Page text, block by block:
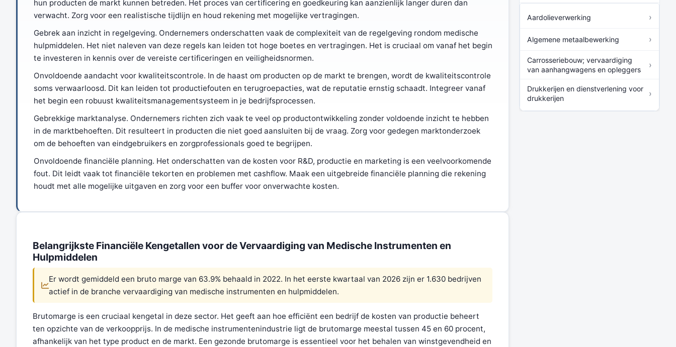
hun producten de markt kunnen betreden. Het proces van certificering en goedkeuring kan aanzienlijk langer duren dan
verwacht. Zorg voor een realistische tijdlijn en houd rekening met mogelijke vertragingen.
Gebrek aan inzicht in regelgeving. Ondernemers onderschatten vaak de complexiteit van de regelgeving rondom medische
hulpmiddelen. Het niet naleven van deze regels kan leiden tot hoge boetes en vertragingen. Het is cruciaal om vanaf het begin
te investeren in kennis over de vereiste certificeringen en veiligheidsnormen.
Onvoldoende aandacht voor kwaliteitscontrole. In de haast om producten op de markt te brengen, wordt de kwaliteitscontrole
soms verwaarloosd. Dit kan leiden tot productiefouten en terugroepacties, wat de reputatie ernstig schaadt. Integreer vanaf
het begin een robuust kwaliteitsmanagementsysteem in je bedrijfsprocessen.
Gebrekkige marktanalyse. Ondernemers richten zich vaak te veel op productontwikkeling zonder voldoende inzicht te hebben
in de marktbehoeften. Dit resulteert in producten die niet goed aansluiten bij de vraag. Zorg voor gedegen marktonderzoek
om de behoeften van eindgebruikers en zorgprofessionals goed te begrijpen.
Onvoldoende financiële planning. Het onderschatten van de kosten voor R&D, productie en marketing is een veelvoorkomende
fout. Dit leidt vaak tot financiële tekorten en problemen met cashflow. Maak een uitgebreide financiële planning die rekening
houdt met alle mogelijke uitgaven en zorg voor een buffer voor onverwachte kosten.
Belangrijkste Financiële Kengetallen voor de Vervaardiging van Medische Instrumenten en
Hulpmiddelen
Er wordt gemiddeld een bruto marge van 63.9% behaald in 2022. In het eerste kwartaal van 2026 zijn er 1.630 bedrijven
actief in de branche vervaardiging van medische instrumenten en hulpmiddelen.
Brutomarge is een cruciaal kengetal in deze sector. Het geeft aan hoe efficiënt een bedrijf de kosten van productie beheert
ten opzichte van de verkoopprijs. In de medische instrumentenindustrie ligt de brutomarge meestal tussen 45 en 60 procent,
afhankelijk van het type product en de markt. Een gezonde brutomarge is essentieel voor het behalen van winstgevendheid en
Aardolieverwerking ›
Algemene metaalbewerking ›
Carrosseriebouw; vervaardiging
van aanhangwagens en opleggers
›
Drukkerijen en dienstverlening voor
drukkerijen
›